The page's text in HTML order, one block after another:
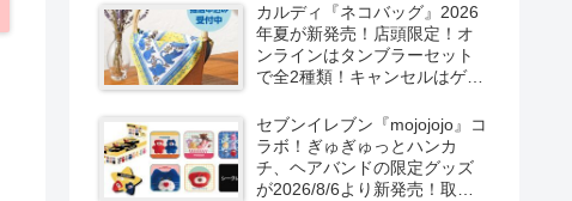
カルディ『ネコバッグ』2026
年夏が新発売！店頭限定！オ
ンラインはタンブラーセット
で全2種類！キャンセルはゲリ
セブンイレブン『mojojojo』コ
ラボ！ぎゅぎゅっとハンカ
チ、ヘアバンドの限定グッズ
が2026/8/6より新発売！取扱